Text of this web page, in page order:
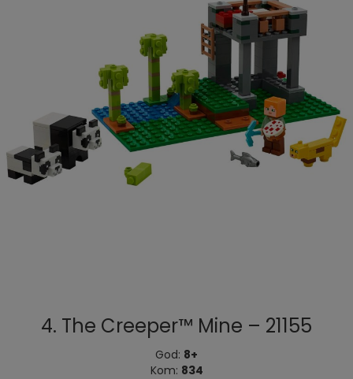
4. The Creeper™ Mine – 21155
God: 8+
Kom: 834